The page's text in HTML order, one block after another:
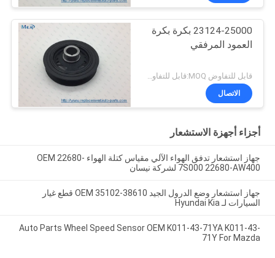
23124-25000 بكرة بكرة
العمود المرفقي
الاتصال
أجزاء أجهزة الاستشعار
جهاز استشعار تدفق الهواء الآلي مقياس كتلة الهواء OEM 22680-
7S000 22680-AW400 لشركة نيسان
جهاز استشعار وضع الدرول الجيد OEM 35102-38610 قطع غيار
السيارات لـ Hyundai Kia
Auto Parts Wheel Speed Sensor OEM K011-43-71YA K011-43-
71Y For Mazda